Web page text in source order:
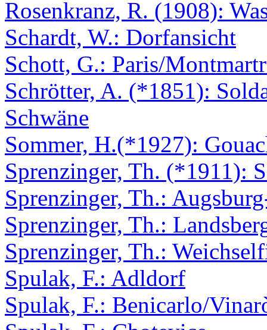
Rosenkranz, R. (1908):
Schardt, W.: Dorfansicht
Schott, G.: Paris/
Schrötter, A. (*1851):
Schwäne
Sommer, H.(*1927):
Sprenzinger, Th. (*1911):
Sprenzinger, Th.:
Sprenzinger, Th.:
Sprenzinger, Th.:
Spulak, F.: Adldorf
Spulak, F.: Benicarlo/